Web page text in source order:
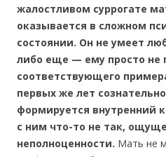
жалостливом суррогате
оказывается в сложном
состоянии. Он не умеет
либо еще — ему просто не
соответствующего
первых же лет
формируется внутренний
с ним что-то не так,
неполноценности. Мать не